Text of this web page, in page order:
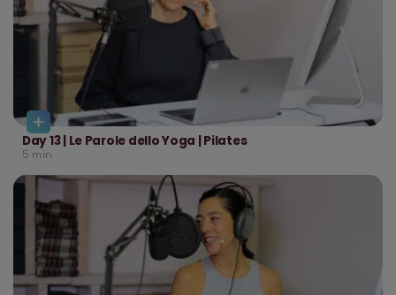
Day 13 | Le Parole dello Yoga | Pilates
5 min